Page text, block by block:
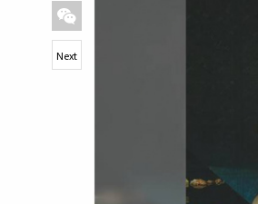
Next